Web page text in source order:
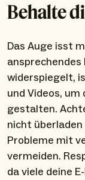
Behalte
Das Auge isst
ansprechendes
widerspiegelt,
und Videos,
gestalten.
nicht
Probleme mit
vermeiden.
da viele deine